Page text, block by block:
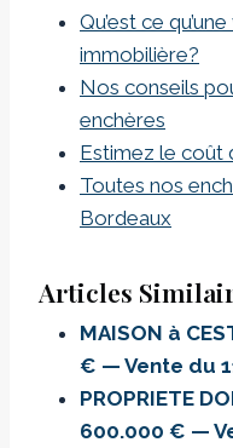
Qu’est ce
immobilière?
Nos conseils
enchères
Estimez le coût
Toutes nos
Bordeaux
Articles
MAISON à
€ — Vente du
PROPRIETE
600.000 € —